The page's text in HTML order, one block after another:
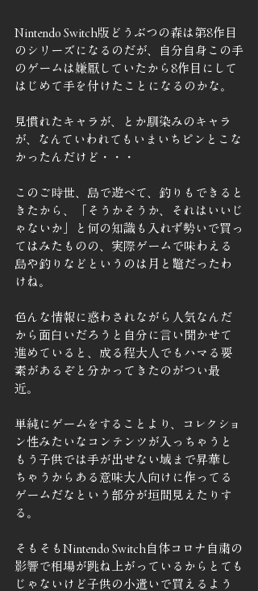
Nintendo Switch版どうぶつの森は第8作目
のシリーズになるのだが、自分自身この手
のゲームは嫌厭していたから8作目にして
はじめて手を付けたことになるのかな。
見慣れたキャラが、とか馴染みのキャラ
が、なんていわれてもいまいちピンとこな
かったんだけど・・・
このご時世、島で遊べて、釣りもできると
きたから、「そうかそうか、それはいいじ
ゃないか」と何の知識も入れず勢いで買っ
てはみたものの、実際ゲームで味わえる
島や釣りなどというのは月と鼈だったわ
けね。
色んな情報に惑わされながら人気なんだ
から面白いだろうと自分に言い聞かせて
進めていると、成る程大人でもハマる要
素があるぞと分かってきたのがつい最
近。
単純にゲームをすることより、コレクショ
ン性みたいなコンテンツが入っちゃうと
もう子供では手が出せない域まで昇華し
ちゃうからある意味大人向けに作ってる
ゲームだなという部分が垣間見えたりす
る。
そもそもNintendo Switch自体コロナ自粛の
影響で相場が跳ね上がっているからとても
じゃないけど子供の小遣いで買えるよう